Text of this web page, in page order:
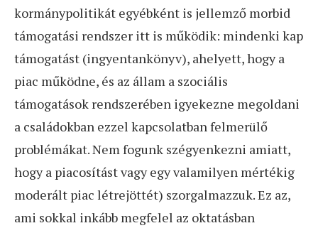
kormánypolitikát egyébként is jellemző morbid
támogatási rendszer itt is működik: mindenki kap
támogatást (ingyentankönyv), ahelyett, hogy a
piac működne, és az állam a szociális
támogatások rendszerében igyekezne megoldani
a családokban ezzel kapcsolatban felmerülő
problémákat. Nem fogunk szégyenkezni amiatt,
hogy a piacosítást vagy egy valamilyen mértékig
moderált piac létrejöttét) szorgalmazzuk. Ez az,
ami sokkal inkább megfelel az oktatásban